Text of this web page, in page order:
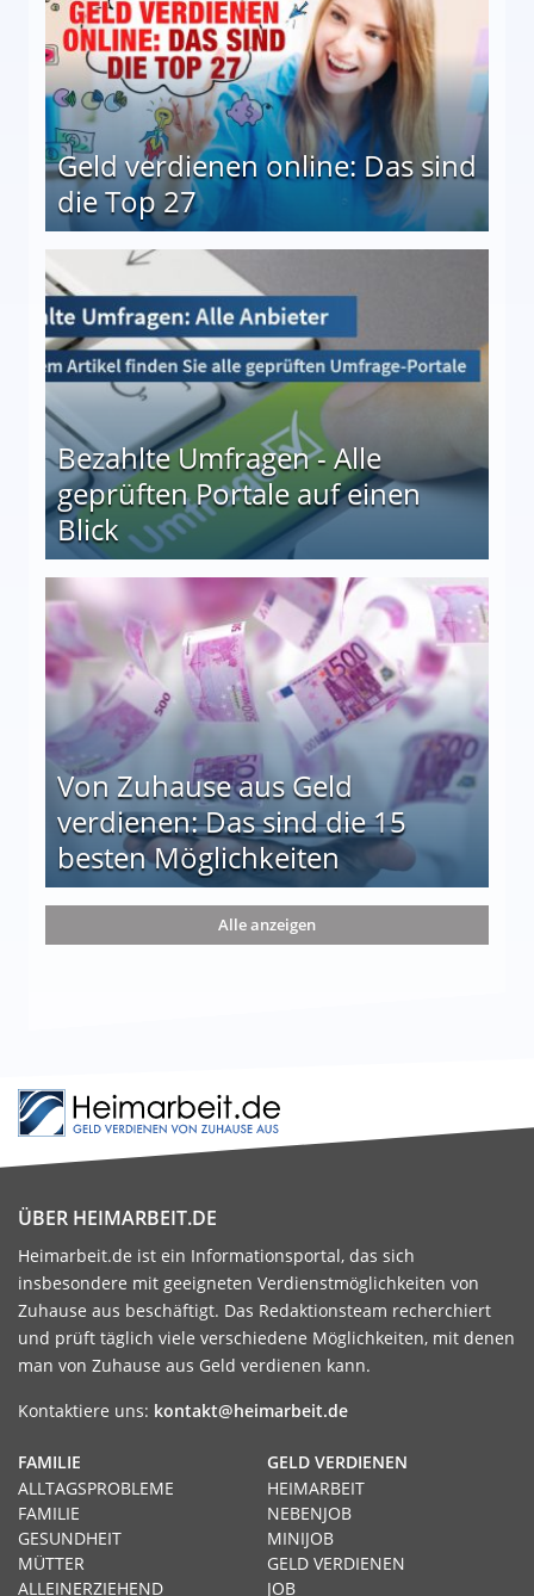
Geld verdienen online: Das sind
die Top 27
Bezahlte Umfragen - Alle
geprüften Portale auf einen
Blick
auf einen Blick
Von Zuhause aus Geld
verdienen: Das sind die 15
besten Möglichkeiten
die 15 besten Möglichkeiten
Alle anzeigen
ÜBER HEIMARBEIT.DE
Heimarbeit.de ist ein Informationsportal, das sich
insbesondere mit geeigneten Verdienstmöglichkeiten von
Zuhause aus beschäftigt. Das Redaktionsteam recherchiert
und prüft täglich viele verschiedene Möglichkeiten, mit denen
man von Zuhause aus Geld verdienen kann.
Kontaktiere uns: kontakt@heimarbeit.de
GELD VERDIENEN
HEIMARBEIT
NEBENJOB
MINIJOB
GELD VERDIENEN
JOB
FAMILIE
ALLTAGSPROBLEME
FAMILIE
GESUNDHEIT
MÜTTER
ALLEINERZIEHEND